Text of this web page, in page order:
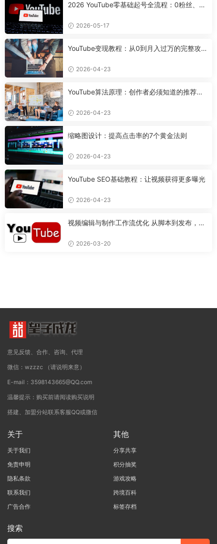
2026 YouTube零基础起号全流程：0粉丝、0
2026-05-17
YouTube变现教程：从0到月入过万的完整攻
2026-04-23
YouTube算法原理：创作者必须知道的推荐机
2026-04-23
缩略图设计：提高点击率的7个黄金法则
2026-04-23
YouTube SEO基础教程：让视频获得更多曝光
2026-04-23
视频编辑与制作工作流优化 从脚本到发布，打
2026-03-20
意见反馈、合作、咨询、代理
微信：wzzzc （请说明来意）
E-mail：3598143665@QQ.com
温馨提示：购买前请阅读购买说明
搭建、加盟分站联系客服QQ或微信
关于
关于我们
免责申明
隐私条款
联系我们
广告合作
其他
分享共享
积分抽奖
游戏攻略
跨境百科
标签存档
搜索